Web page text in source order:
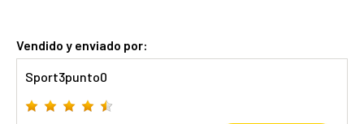
Vendido y enviado por:
Sport3punto0